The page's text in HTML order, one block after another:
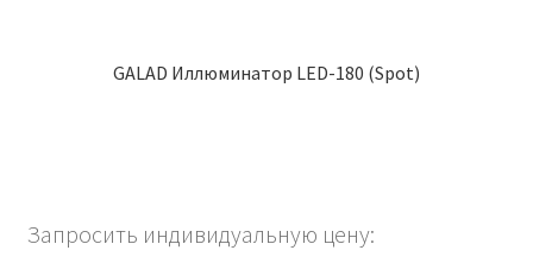
GALAD Иллюминатор LED-180 (Spot)
Запросить индивидуальную цену: